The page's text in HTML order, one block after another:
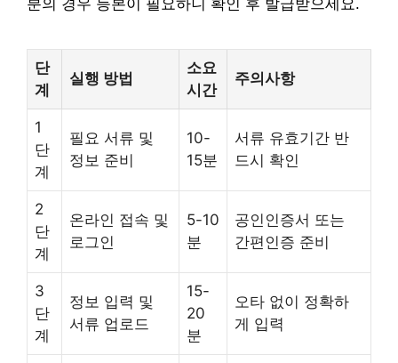
분의 경우 등본이 필요하니 확인 후 발급받으세요.
단
계
실행 방법
소요
시간
주의사항
1
단
계
필요 서류 및
정보 준비
10-
15분
서류 유효기간 반
드시 확인
2
단
계
온라인 접속 및
로그인
5-10
분
공인인증서 또는
간편인증 준비
3
단
계
정보 입력 및
서류 업로드
15-
20
분
오타 없이 정확하
게 입력